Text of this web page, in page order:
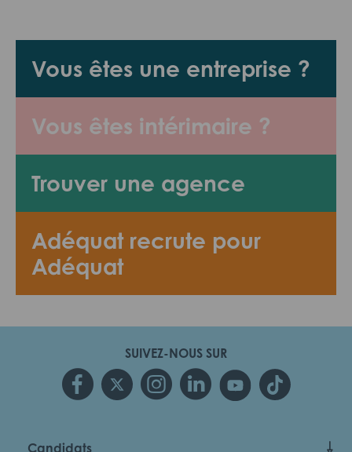
Vous êtes une entreprise ?
Vous êtes intérimaire ?
Trouver une agence
Adéquat recrute pour
Adéquat
SUIVEZ-NOUS SUR
Candidats